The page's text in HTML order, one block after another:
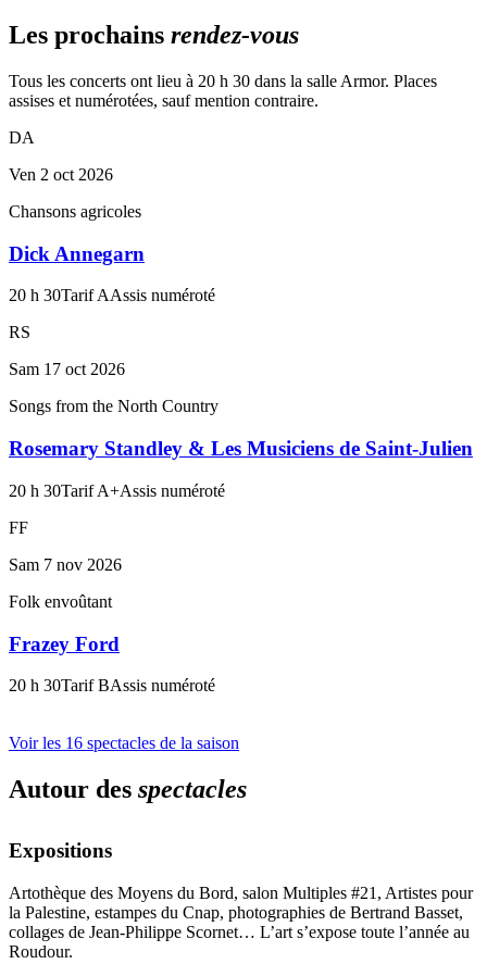
Les prochains rendez-vous
Tous les concerts ont lieu à 20 h 30 dans la salle Armor. Places
assises et numérotées, sauf mention contraire.
DA
Ven 2 oct 2026
Chansons agricoles
Dick Annegarn
20 h 30Tarif AAssis numéroté
RS
Sam 17 oct 2026
Songs from the North Country
Rosemary Standley & Les Musiciens de Saint-Julien
20 h 30Tarif A+Assis numéroté
FF
Sam 7 nov 2026
Folk envoûtant
Frazey Ford
20 h 30Tarif BAssis numéroté
Voir les 16 spectacles de la saison
Autour des spectacles
Expositions
Artothèque des Moyens du Bord, salon Multiples #21, Artistes pour
la Palestine, estampes du Cnap, photographies de Bertrand Basset,
collages de Jean-Philippe Scornet… L’art s’expose toute l’année au
Roudour.